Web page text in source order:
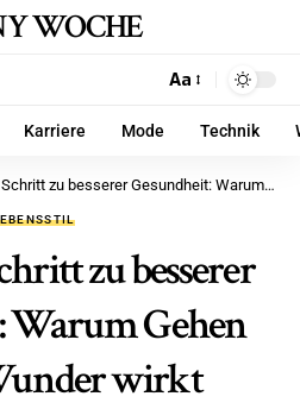
WOCHE
Aa
Karriere Mode Technik
zu besserer Gesundheit: Warum Gehen wahre Wunder wirkt
zu besserer
Warum Gehen
wirkt